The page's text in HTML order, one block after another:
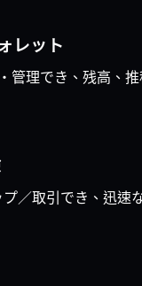
レット
管理でき、残高、
／取引でき、迅